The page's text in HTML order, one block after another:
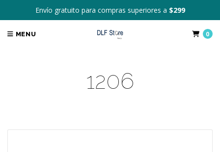
Envío gratuito para compras superiores a $299
MENU 0
1206